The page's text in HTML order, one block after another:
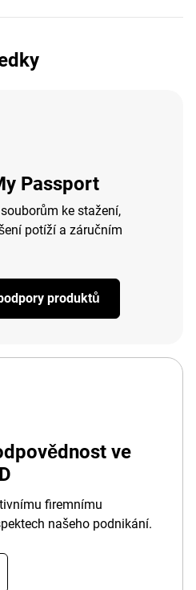
Passport
ke stažení,
potíží a záručním
produktů
ve
firemnímu
našeho podnikání.